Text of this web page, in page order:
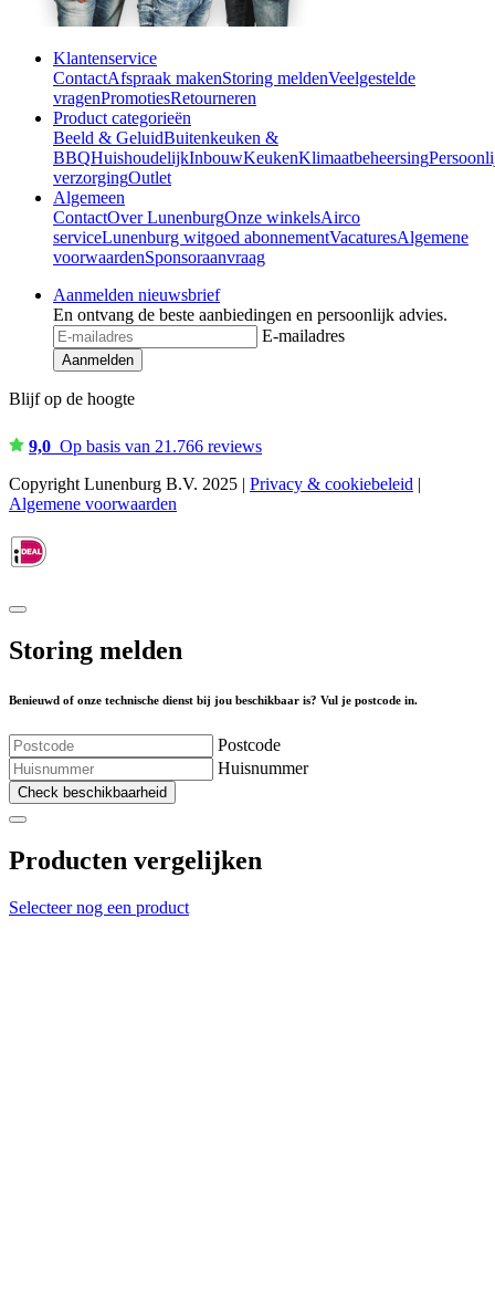
Klantenservice
ContactAfspraak makenStoring meldenVeelgestelde
vragenPromotiesRetourneren
Product categorieën
Beeld & GeluidBuitenkeuken &
BBQHuishoudelijkInbouwKeukenKlimaatbeheersing
verzorgingOutlet
Algemeen
ContactOver LunenburgOnze winkelsAirco
serviceLunenburg witgoed abonnementVacaturesAlgemene
voorwaardenSponsoraanvraag
Aanmelden nieuwsbrief
En ontvang de beste aanbiedingen en persoonlijk advies.
E-mailadres
Aanmelden
Blijf op de hoogte
9,0 Op basis van 21.766 reviews
Copyright Lunenburg B.V. 2025 | Privacy & cookiebeleid |
Algemene voorwaarden
Storing melden
Benieuwd of onze technische dienst bij jou beschikbaar is? Vul je postcode in.
Postcode
Huisnummer
Check beschikbaarheid
Producten vergelijken
Selecteer nog een product